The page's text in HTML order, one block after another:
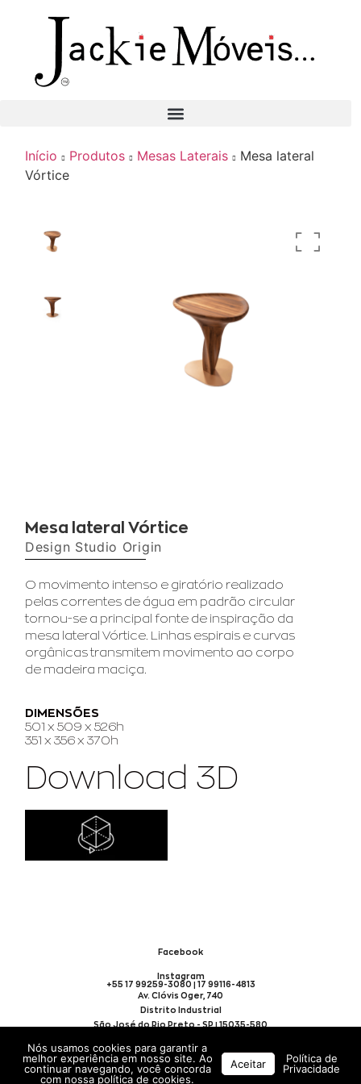
Início Produtos Mesas Laterais
Mesa lateral
Vórtice
Mesa lateral Vórtice
Design Studio Origin
O movimento intenso e giratório realizado
pelas correntes de água em padrão circular
tornou-se a principal fonte de inspiração da
mesa lateral Vórtice. Linhas espirais e curvas
orgânicas transmitem movimento ao corpo
de madeira maciça.
DIMENSÕES
501 x 509 x 526h
351 x 356 x 370h
Download 3D
Facebook
Instagram
+55 17 99259-3080 | 17 99116-4813
Av. Clóvis Oger, 740
Distrito Industrial
São José do Rio Preto - SP | 15035-580
TODOS OS DIREITOS
Nós usamos cookies para garantir a
melhor experiência em nosso site. Ao
continuar navegando, você concorda
com nossa política de cookies.
Aceitar
Política de
Privacidade